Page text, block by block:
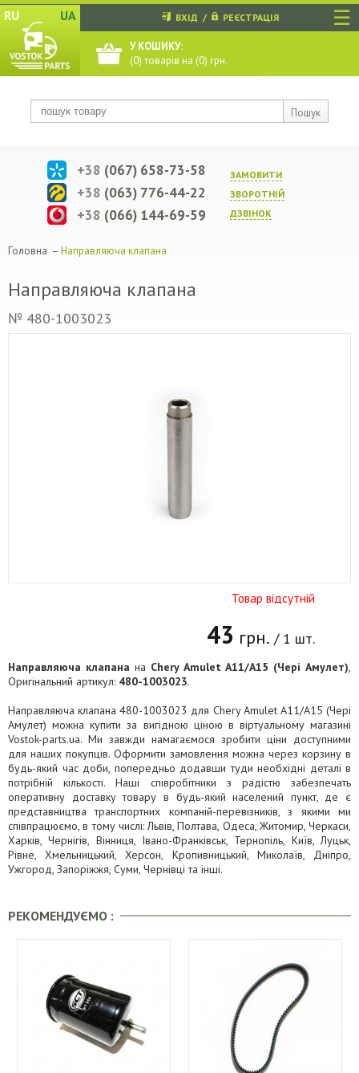
☰
RU UA
Пошук
ВХІД / РЕЄСТРАЦІЯ
У КОШИКУ:
(0) товарів на (0) грн.
ЗАМОВИТИ
ЗВОРОТНIЙ
ДЗВIНОК
+38 (067) 658-73-58
+38 (063) 776-44-22
+38 (066) 144-69-59
Головна – Направляюча клапана
Направляюча клапана
№ 480-1003023
Товар відсутній
43 грн. / 1 шт.
Направляюча клапана на Chery Amulet A11/A15 (Чері Амулет),
Оригінальний артикул: 480-1003023.
Направляюча клапана 480-1003023 для Chery Amulet A11/A15 (Чері
Амулет) можна купити за вигідною ціною в віртуальному магазині
Vostok-parts.ua. Ми завжди намагаємося зробити ціни доступними
для наших покупців. Оформити замовлення можна через корзину в
будь-який час доби, попередньо додавши туди необхідні деталі в
потрібній кількості. Наші співробітники з радістю забезпечать
оперативну доставку товару в будь-який населений пункт, де є
представництва транспортних компаній-перевізників, з якими ми
співпрацюємо, в тому числі: Львів, Полтава, Одеса, Житомир, Черкаси,
Харків, Чернігів, Вінниця, Івано-Франківськ, Тернопіль, Київ, Луцьк,
Рівне, Хмельницький, Херсон, Кропивницький, Миколаїв, Дніпро,
Ужгород, Запоріжжя, Суми, Чернівці та інші.
РЕКОМЕНДУЄМО :